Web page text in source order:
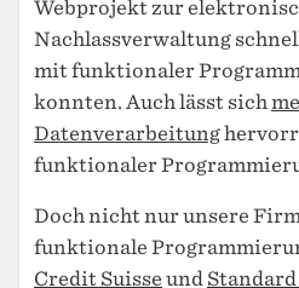
Webprojekt zur
Nachlassverwaltung
mit funktionaler
konnten. Auch lässt sich
Datenverarbeitung
funktionaler
Doch nicht nur unsere
funktionale
Credit Suisse und